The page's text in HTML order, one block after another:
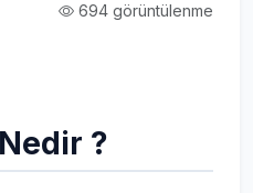
694 görüntülenme
?